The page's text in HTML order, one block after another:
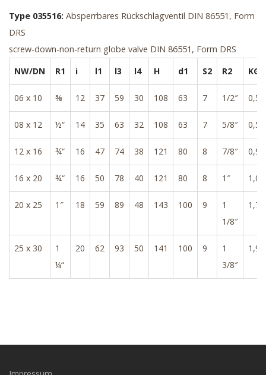
Type 035516: Absperrbares Rückschlagventil DIN 86551, Form
DRS
screw-down-non-return globe valve DIN 86551, Form DRS
NW/DN
R1 i l1 l3 l4 H d1 S2 R2 KG
06 x 10 ⅜ 12 37 59 30 108 63 7 1/2″ 0,5
08 x 12 ½“ 14 35 63 32 108 63 7 5/8″ 0,5
12 x 16 ¾“ 16 47 74 38 121 80 8 7/8″ 0,9
16 x 20 ¾“ 16 50 78 40 121 80 8 1″ 1,0
20 x 25 1″ 18 59 89 48 143 100 9
1
1/8″
1,7
25 x 30
1
¼“
20 62 93 50 141 100 9
1
3/8″
1,9